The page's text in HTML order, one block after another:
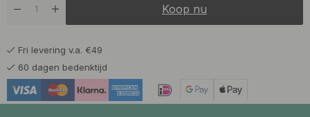
Koop nu
Fri levering v.a. €49
60 dagen bedenktijd